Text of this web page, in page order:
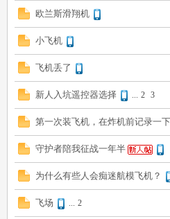
欧兰斯滑翔机
小飞机
飞机丢了
新人入坑遥控器选择 ... 2 3
第一次装飞机，在炸机前记录一下
守护者陪我征战一年半
为什么有些人会痴迷航模飞机？
飞场 ... 2